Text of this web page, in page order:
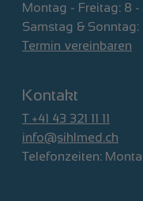
Montag - Freitag: 8 -
Samstag &
Termin vereinbaren
Kontakt
T +41 43 321 11 11
info@sihlmed.ch
Telefonzeiten: